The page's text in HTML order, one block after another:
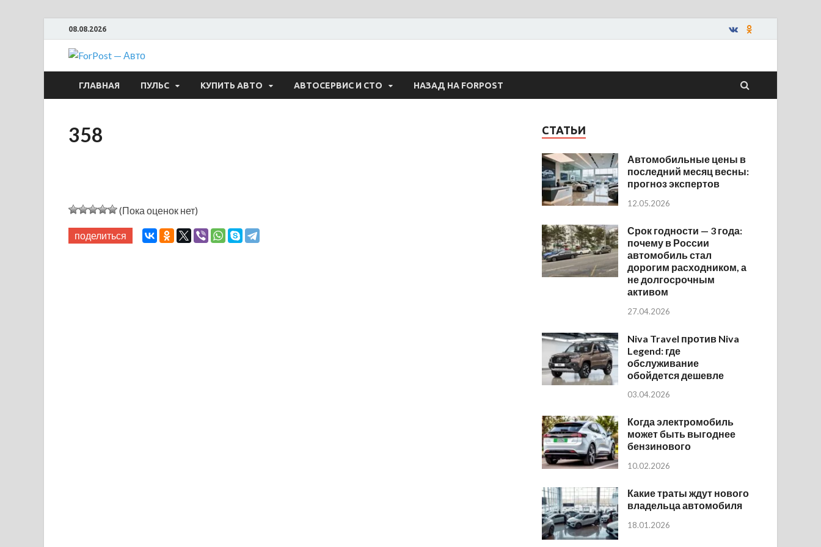
08.08.2026
ForPost — Авто
ГЛАВНАЯ ПУЛЬС КУПИТЬ АВТО АВТОСЕРВИС И СТО НАЗАД НА FORPOST
358
(Пока оценок нет)
поделиться
СТАТЬИ
Автомобильные цены в
последний месяц весны:
прогноз экспертов
12.05.2026
Срок годности — 3 года:
почему в России
автомобиль стал
дорогим расходником, а
не долгосрочным
активом
27.04.2026
Niva Travel против Niva
Legend: где
обслуживание
обойдется дешевле
03.04.2026
Когда электромобиль
может быть выгоднее
бензинового
10.02.2026
Какие траты ждут нового
владельца автомобиля
18.01.2026